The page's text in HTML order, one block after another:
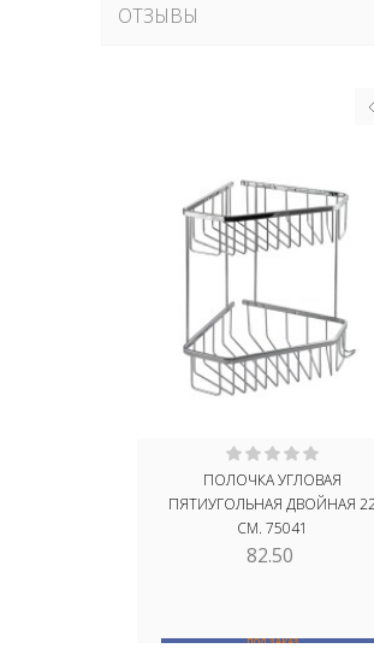
ОТЗЫВЫ
ПОЛОЧКА УГЛОВАЯ
ПЯТИУГОЛЬНАЯ ДВОЙНАЯ
СМ. 75041
82.50
ПОД ЗАКАЗ